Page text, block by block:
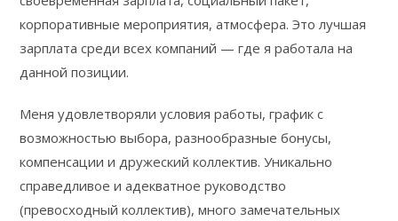
корпоративные мероприятия, атмосфера. Это лучшая
зарплата среди всех компаний — где я работала на
данной позиции.
Меня удовлетворяли условия работы, график с
возможностью выбора, разнообразные бонусы,
компенсации и дружеский коллектив. Уникально
справедливое и адекватное руководство
(превосходный коллектив), много замечательных